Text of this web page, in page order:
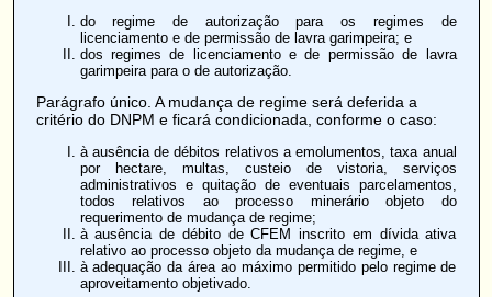
do regime de autorização para os regimes de
licenciamento e de permissão de lavra garimpeira; e
dos regimes de licenciamento e de permissão de lavra
garimpeira para o de autorização.
Parágrafo único. A mudança de regime será deferida a
critério do DNPM e ficará condicionada, conforme o caso:
à ausência de débitos relativos a emolumentos, taxa anual
por hectare, multas, custeio de vistoria, serviços
administrativos e quitação de eventuais parcelamentos,
todos relativos ao processo minerário objeto do
requerimento de mudança de regime;
à ausência de débito de CFEM inscrito em dívida ativa
relativo ao processo objeto da mudança de regime, e
à adequação da área ao máximo permitido pelo regime de
aproveitamento objetivado.